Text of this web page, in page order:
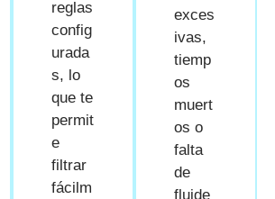
reglas
config
urada
s, lo
que te
permit
e
filtrar
fácilm
exces
ivas,
tiemp
os
muert
os o
falta
de
fluide